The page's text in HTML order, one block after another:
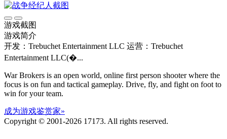
游戏截图
游戏简介
开发：Trebuchet Entertainment LLC 运营：Trebuchet
Entertainment LLC(�...
War Brokers is an open world, online first person shooter where the
focus is on fun and tactical gameplay. Drive, fly, and fight on foot to
win for your team.
成为游戏鉴赏家»
Copyright © 2001-2026 17173. All rights reserved.